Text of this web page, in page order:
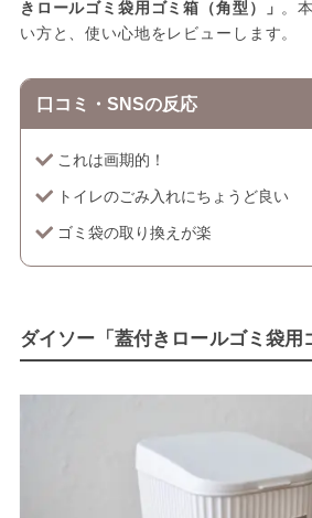
きロールゴミ袋用ゴミ箱（角型）」 。
い方と、使い心地をレビューします。
口コミ・SNSの反応
これは画期的！
トイレのごみ入れにちょうど良い
ゴミ袋の取り換えが楽
ダイソー「蓋付きロールゴミ袋用